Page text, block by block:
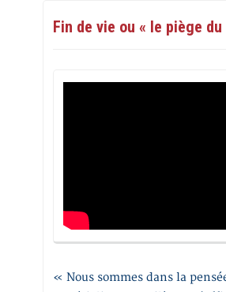
Fin de vie ou « le piège
« Nous sommes dans la